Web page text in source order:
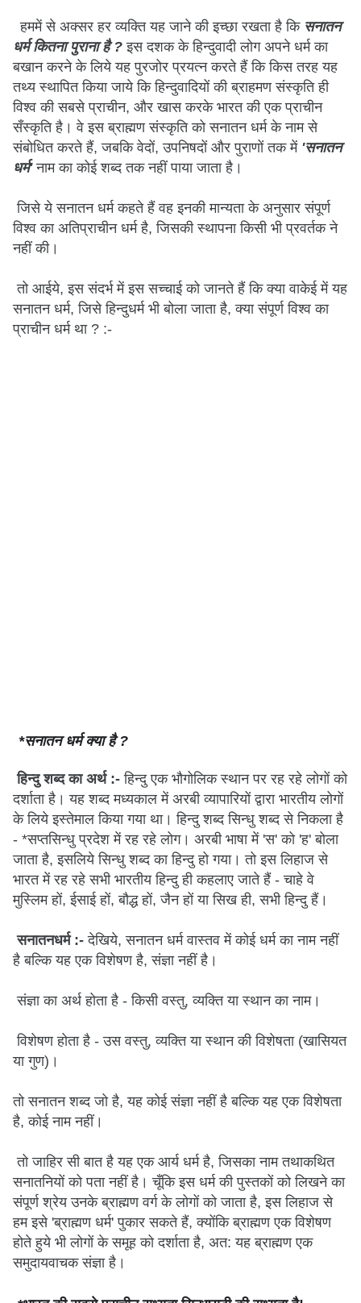
हममें से अक्सर हर व्यक्ति यह जाने की इच्छा रखता है कि सनातन
धर्म कितना पुराना है ? इस दशक के हिन्दुवादी लोग अपने धर्म का
बखान करने के लिये यह पुरजोर प्रयत्न करते हैं कि किस तरह यह
तथ्य स्थापित किया जाये कि हिन्दुवादियों की ब्राहमण संस्कृति ही
विश्व की सबसे प्राचीन, और खास करके भारत की एक प्राचीन
सँस्कृति है। वे इस ब्राह्मण संस्कृति को सनातन धर्म के नाम से
संबोधित करते हैं, जबकि वेदों, उपनिषदों और पुराणों तक में 'सनातन
धर्म'नाम का कोई शब्द तक नहीं पाया जाता है।
जिसे ये सनातन धर्म कहते हैं वह इनकी मान्यता के अनुसार संपूर्ण
विश्व का अतिप्राचीन धर्म है, जिसकी स्थापना किसी भी प्रवर्तक ने
नहीं की।
तो आईये, इस संदर्भ में इस सच्चाई को जानते हैं कि क्या वाकेई में यह
सनातन धर्म, जिसे हिन्दुधर्म भी बोला जाता है, क्या संपूर्ण विश्व का
प्राचीन धर्म था ? :-
*सनातन धर्म क्या है ?
हिन्दु शब्द का अर्थ :- हिन्दु एक भौगोलिक स्थान पर रह रहे लोगों को
दर्शाता है। यह शब्द मध्यकाल में अरबी व्यापारियों द्वारा भारतीय लोगों
के लिये इस्तेमाल किया गया था। हिन्दु शब्द सिन्धु शब्द से निकला है
- *सप्तसिन्धु प्रदेश में रह रहे लोग। अरबी भाषा में 'स' को 'ह' बोला
जाता है, इसलिये सिन्धु शब्द का हिन्दु हो गया। तो इस लिहाज से
भारत में रह रहे सभी भारतीय हिन्दु ही कहलाए जाते हैं - चाहे वे
मुस्लिम हों, ईसाई हों, बौद्ध हों, जैन हों या सिख ही, सभी हिन्दु हैं।
सनातनधर्म :- देखिये, सनातन धर्म वास्तव में कोई धर्म का नाम नहीं
है बल्कि यह एक विशेषण है, संज्ञा नहीं है।
संज्ञा का अर्थ होता है - किसी वस्तु, व्यक्ति या स्थान का नाम।
विशेषण होता है - उस वस्तु, व्यक्ति या स्थान की विशेषता (खासियत
या गुण)।
तो सनातन शब्द जो है, यह कोई संज्ञा नहीं है बल्कि यह एक विशेषता
है, कोई नाम नहीं।
तो जाहिर सी बात है यह एक आर्य धर्म है, जिसका नाम तथाकथित
सनातनियों को पता नहीं है। चूँकि इस धर्म की पुस्तकों को लिखने का
संपूर्ण श्रेय उनके ब्राह्मण वर्ग के लोगों को जाता है, इस लिहाज से
हम इसे 'ब्राह्मण धर्म' पुकार सकते हैं, क्योंकि ब्राह्मण एक विशेषण
होते हुये भी लोगों के समूह को दर्शाता है, अत: यह ब्राह्मण एक
समुदायवाचक संज्ञा है।